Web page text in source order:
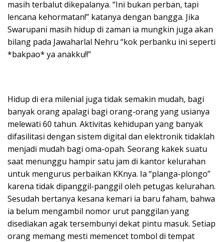
masih terbalut dikepalanya. “Ini bukan perban, tapi
lencana kehormatan!” katanya dengan bangga. Jika
Swarupani masih hidup di zaman ia mungkin juga akan
bilang pada Jawaharlal Nehru “kok perbanku ini seperti
*bakpao* ya anakku!!”
Hidup di era milenial juga tidak semakin mudah, bagi
banyak orang apalagi bagi orang-orang yang usianya
melewati 60 tahun. Aktivitas kehidupan yang banyak
difasilitasi dengan sistem digital dan elektronik tidaklah
menjadi mudah bagi oma-opah. Seorang kakek suatu
saat menunggu hampir satu jam di kantor kelurahan
untuk mengurus perbaikan KKnya. Ia “planga-plongo”
karena tidak dipanggil-panggil oleh petugas kelurahan.
Sesudah bertanya kesana kemari ia baru faham, bahwa
ia belum mengambil nomor urut panggilan yang
disediakan agak tersembunyi dekat pintu masuk. Setiap
orang memang mesti memencet tombol di tempat